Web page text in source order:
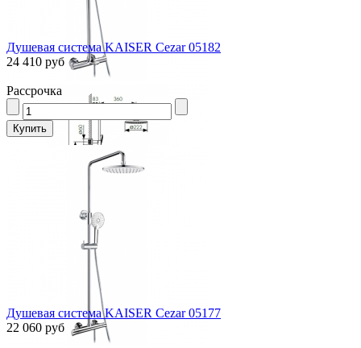
Душевая система KAISER Cezar 05182
24 410 руб
Рассрочка
Душевая система KAISER Cezar 05177
22 060 руб